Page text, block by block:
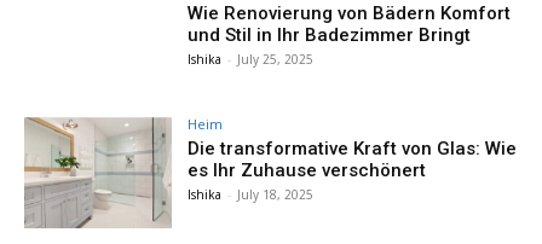
Wie Renovierung von Bädern Komfort
und Stil in Ihr Badezimmer Bringt
Ishika - July 25, 2025
Heim
Die transformative Kraft von Glas: Wie
es Ihr Zuhause verschönert
Ishika - July 18, 2025